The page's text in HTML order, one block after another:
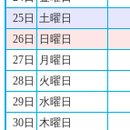
25日 土曜日
26日
日曜日
27日
月曜日
28日 火曜日
29日 水曜日
30日 木曜日